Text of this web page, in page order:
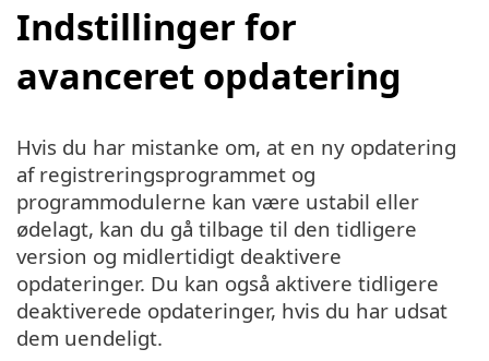
Indstillinger for
avanceret opdatering
Hvis du har mistanke om, at en ny opdatering
af registreringsprogrammet og
programmodulerne kan være ustabil eller
ødelagt, kan du gå tilbage til den tidligere
version og midlertidigt deaktivere
opdateringer. Du kan også aktivere tidligere
deaktiverede opdateringer, hvis du har udsat
dem uendeligt.